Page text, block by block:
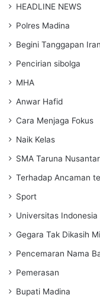
HEADLINE NEWS
Polres Madina
Begini Tanggapan Iran
Pencirian sibolga
MHA
Anwar Hafid
Cara Menjaga Fokus
Naik Kelas
SMA Taruna
Terhadap Ancaman
Sport
Universitas Indonesia
Gegara Tak Dikasih
Pencemaran Nama
Pemerasan
Bupati Madina